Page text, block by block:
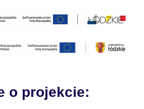
o projekcie: